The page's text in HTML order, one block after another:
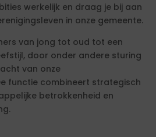
werkelijk en draag je bij aan
in onze gemeente.
van jong tot oud tot een
door onder andere sturing
van onze
functie combineert strategisch
betrokkenheid en